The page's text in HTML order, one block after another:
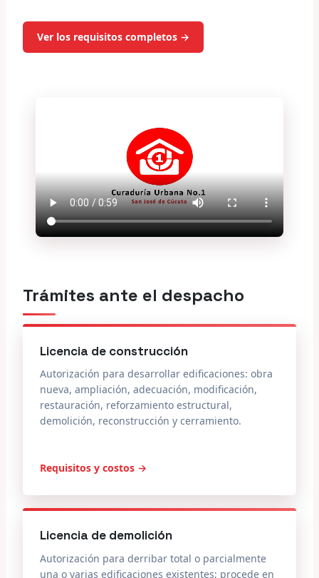
Ver los requisitos completos →
Trámites ante el despacho
Licencia de construcción
Autorización para desarrollar edificaciones: obra
nueva, ampliación, adecuación, modificación,
restauración, reforzamiento estructural,
demolición, reconstrucción y cerramiento.
Requisitos y costos →
Licencia de demolición
Autorización para derribar total o parcialmente
una o varias edificaciones existentes; procede en